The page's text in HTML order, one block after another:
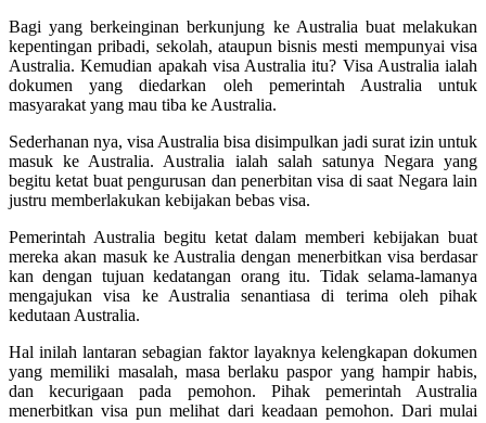
Bagi yang berkeinginan berkunjung ke Australia buat melakukan
kepentingan pribadi, sekolah, ataupun bisnis mesti mempunyai visa
Australia. Kemudian apakah visa Australia itu? Visa Australia ialah
dokumen yang diedarkan oleh pemerintah Australia untuk
masyarakat yang mau tiba ke Australia.
Sederhanan nya, visa Australia bisa disimpulkan jadi surat izin untuk
masuk ke Australia. Australia ialah salah satunya Negara yang
begitu ketat buat pengurusan dan penerbitan visa di saat Negara lain
justru memberlakukan kebijakan bebas visa.
Pemerintah Australia begitu ketat dalam memberi kebijakan buat
mereka akan masuk ke Australia dengan menerbitkan visa berdasar
kan dengan tujuan kedatangan orang itu. Tidak selama-lamanya
mengajukan visa ke Australia senantiasa di terima oleh pihak
kedutaan Australia.
Hal inilah lantaran sebagian faktor layaknya kelengkapan dokumen
yang memiliki masalah, masa berlaku paspor yang hampir habis,
dan kecurigaan pada pemohon. Pihak pemerintah Australia
menerbitkan visa pun melihat dari keadaan pemohon. Dari mulai